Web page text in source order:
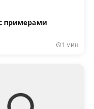
примерами
1 мин